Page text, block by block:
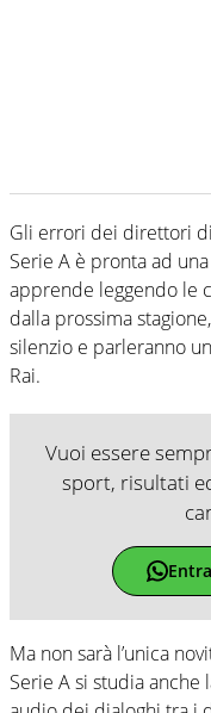
Gli errori dei direttori
Serie A è pronta ad
apprende leggendo le
dalla prossima
silenzio e parleranno
Rai.
Vuoi essere
sport, risultati
Ma non sarà l’unica
Serie A si studia